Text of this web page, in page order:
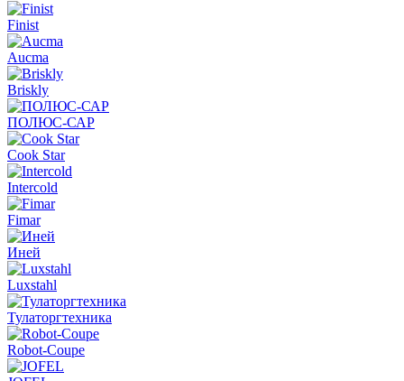
Finist
Aucma
Briskly
ПОЛЮС-САР
Cook Star
Intercold
Fimar
Иней
Luxstahl
Тулаторгтехника
Robot-Coupe